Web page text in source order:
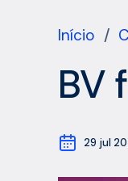
Início /
BV
29 jul